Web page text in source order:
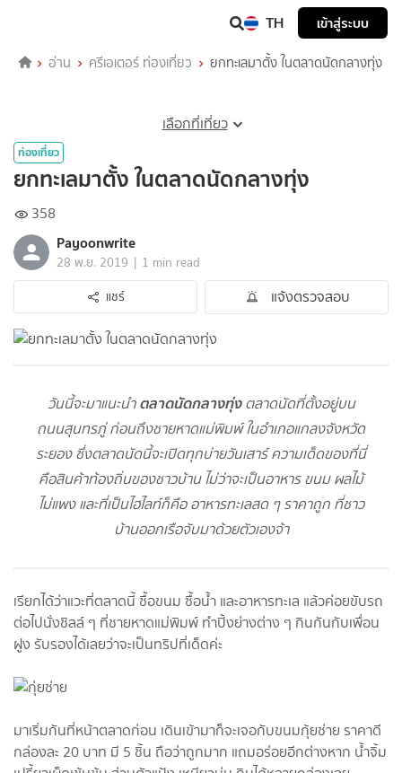
TH เข้าสู่ระบบ
อ่าน ครีเอเตอร์ ท่องเที่ยว ยกทะเลมาตั้ง ในตลาดนัดกลางทุ่ง
เลือกที่เที่ยว
ท่องเที่ยว
ยกทะเลมาตั้ง ในตลาดนัดกลางทุ่ง
358
Payoonwrite
28 พ.ย. 2019 | 1 min read
แชร์
แจ้งตรวจสอบ
วันนี้จะมาแนะนำตลาดนัดกลางทุ่งตลาดนัดที่ตั้งอยู่บน
ถนนสุนทรภู่ ก่อนถึงชายหาดแม่พิมพ์ ในอำเภอแกลงจังหวัด
ระยอง ซึ่งตลาดนัดนี้จะเปิดทุกบ่ายวันเสาร์ ความเด็ดของที่นี่
คือสินค้าท้องถิ่นของชาวบ้าน ไม่ว่าจะเป็นอาหาร ขนม ผลไม้
ไม่แพง และที่เป็นไฮไลท์ก็คือ อาหารทะเลสด ๆ ราคาถูก ที่ชาว
บ้านออกเรือจับมาด้วยตัวเองจ้า
เรียกได้ว่าแวะที่ตลาดนี้ ซื้อขนม ซื้อน้ำ และอาหารทะเล แล้วค่อยขับรถ
ต่อไปนั่งชิลล์ ๆ ที่ชายหาดแม่พิมพ์ ทำปิ้งย่างต่าง ๆ กินกันกับเพื่อน
ฝูง รับรองได้เลยว่าจะเป็นทริปที่เด็ดค่ะ
มาเริ่มกันที่หน้าตลาดก่อน เดินเข้ามาก็จะเจอกับขนมกุ้ยช่าย ราคาดี
กล่องละ 20 บาท มี 5 ชิ้น ถือว่าถูกมาก แถมอร่อยอีกต่างหาก น้ำจิ้ม